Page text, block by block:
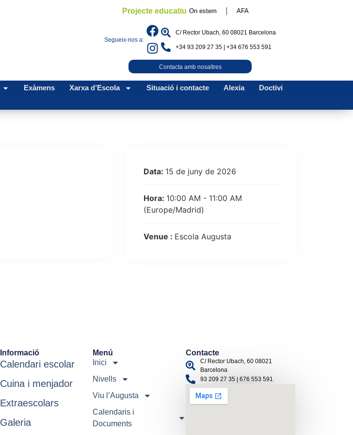
Projecte educatiu On estem AFA
Segueix-nos a:
C/ Rector Ubach, 60 08021 Barcelona
+34 93 209 27 35 | +34 676 553 591
Contacta amb nosaltres
Exàmens Xarxa d’Escola Situació i contacte Alexia Doctivi
Data: 15 de juny de 2026
Hora: 10:00 AM - 11:00 AM
(Europe/Madrid)
Venue : Escola Augusta
Informació
Calendari escolar
Cuina i menjador
Extraescolars
Galeria
Menú
Inici
Nivells
Viu l’Augusta
Calendaris i
Documents
Contacte
C/ Rector Ubach, 60 08021
Barcelona
93 209 27 35 | 676 553 591